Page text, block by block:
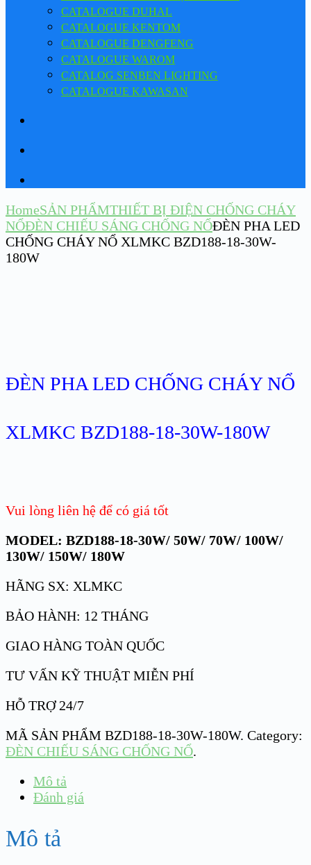
CATALOGUE DUHAL
CATALOGUE KENTOM
CATALOGUE DENGFENG
CATALOGUE WAROM
CATALOG SENBEN LIGHTING
CATALOGUE KAWASAN
HomeSẢN PHẨMTHIẾT BỊ ĐIỆN CHỐNG CHÁY
NỔĐÈN CHIẾU SÁNG CHỐNG NỔĐÈN PHA LED
CHỐNG CHÁY NỔ XLMKC BZD188-18-30W-
180W
ĐÈN PHA LED CHỐNG CHÁY NỔ
XLMKC BZD188-18-30W-180W
Vui lòng liên hệ để có giá tốt
MODEL: BZD188-18-30W/ 50W/ 70W/ 100W/
130W/ 150W/ 180W
HÃNG SX: XLMKC
BẢO HÀNH: 12 THÁNG
GIAO HÀNG TOÀN QUỐC
TƯ VẤN KỸ THUẬT MIỄN PHÍ
HỖ TRỢ 24/7
MÃ SẢN PHẨM BZD188-18-30W-180W. Category:
ĐÈN CHIẾU SÁNG CHỐNG NỔ.
Mô tả
Đánh giá
Mô tả